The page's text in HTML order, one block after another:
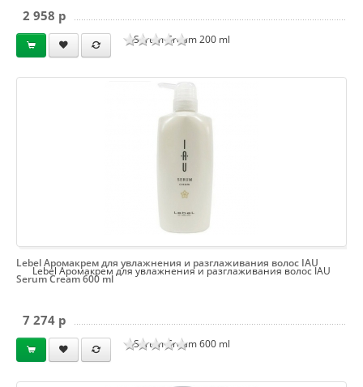
Serum Cream 200 ml
2 958 p
Lebel Аромакрем для увлажнения и разглаживания волос IAU
Serum Cream 600 ml
Lebel Аромакрем для увлажнения и разглаживания волос IAU
Serum Cream 600 ml
7 274 p